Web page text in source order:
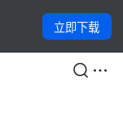
立即下载